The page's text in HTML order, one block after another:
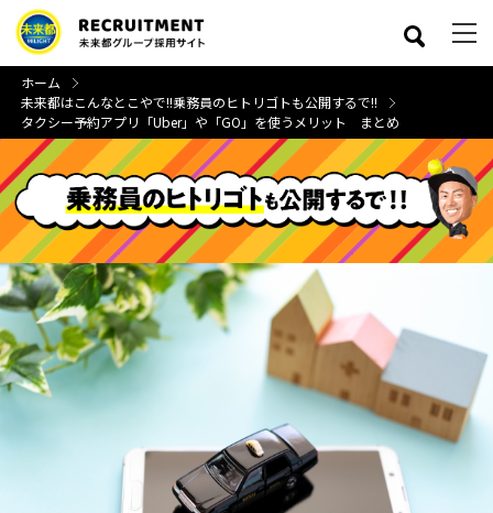
close
ホーム
未来都はこんなとこやで!!乗務員のヒトリゴトも公開するで!!
タクシー予約アプリ「Uber」や「GO」を使うメリット まとめ